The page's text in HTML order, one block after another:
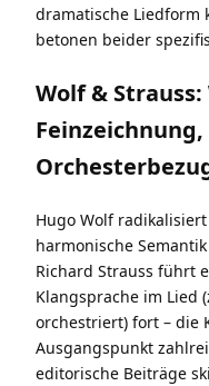
dramatische Liedform
betonen beider
Wolf & Strauss:
Hugo Wolf
harmonische Semantik
Richard Strauss führt
Klangsprache im Lied
orchestriert) fort – die
Ausgangspunkt
editorische Beiträge